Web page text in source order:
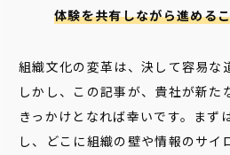
体験を共有しながら進める
組織文化の変革は、決して容易な
しかし、この記事が、貴社が新た
きっかけとなれば幸いです。まず
し、どこに組織の壁や情報のサイ